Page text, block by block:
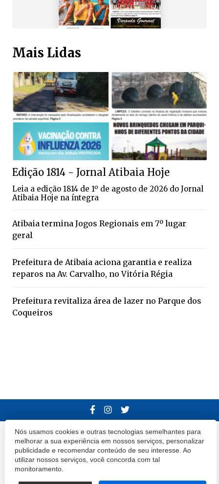
Nós usamos cookies e outras tecnologias semelhantes para
melhorar a sua experiência em nossos serviços, personalizar
publicidade e recomendar conteúdo de seu interesse. Ao
utilizar nossos serviços, você concorda com tal
monitoramento.
Mais Lidas
Edição 1814 - Jornal Atibaia Hoje
Leia a edição 1814 de 1º de agosto de 2026 do Jornal
Atibaia Hoje na íntegra
Atibaia termina Jogos Regionais em 7º lugar
geral
Prefeitura de Atibaia aciona garantia e realiza
reparos na Av. Carvalho, no Vitória Régia
Prefeitura revitaliza área de lazer no Parque dos
Coqueiros
© 2020 Atibaia Hoje.Todos os direitos reservados.Desenvolvido por
Termos e Políticas de Uso Privacidade